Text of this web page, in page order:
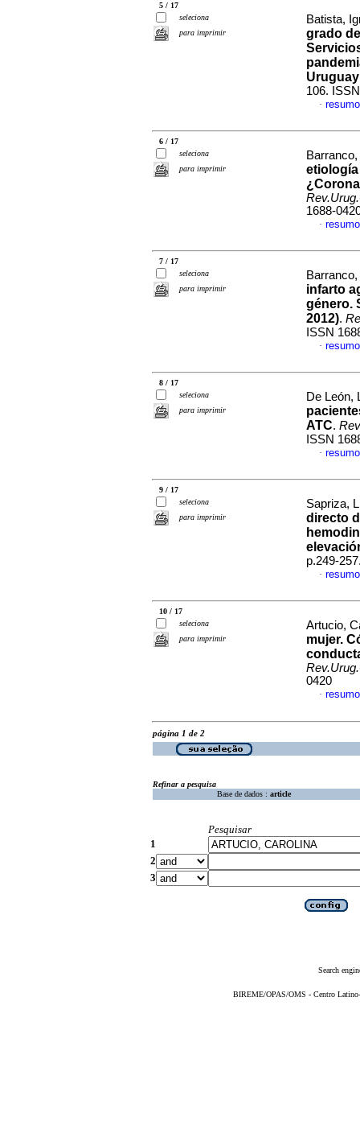
5 / 17
seleciona
para imprimir
Batista,
grado
Uruguay
106.
·
6 / 17
seleciona
para imprimir
1688-
·
7 / 17
seleciona
para imprimir
infarto
género.
2012).
ISSN
·
8 / 17
seleciona
para imprimir
De León,
ATC.
ISSN
·
9 / 17
seleciona
para imprimir
Sapriza,
directo
p.249-
·
10 / 17
seleciona
para imprimir
Artucio,
mujer.
0420
·
página 1 de 2
Refinar a pesquisa
Base de dados : article
Pesquisar
1
2
3
Search
BIREME/OPAS/OMS - Centro Latino-